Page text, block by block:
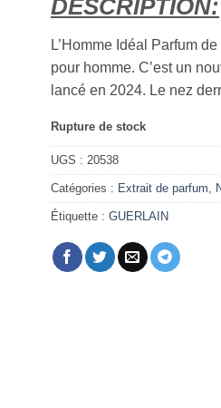
DESCRIPTION:
L’Homme Idéal Parfum
pour homme. C’est un
lancé en 2024. Le nez
Rupture de stock
UGS : 20538
Catégories : Extrait de parfum,
Étiquette : GUERLAIN